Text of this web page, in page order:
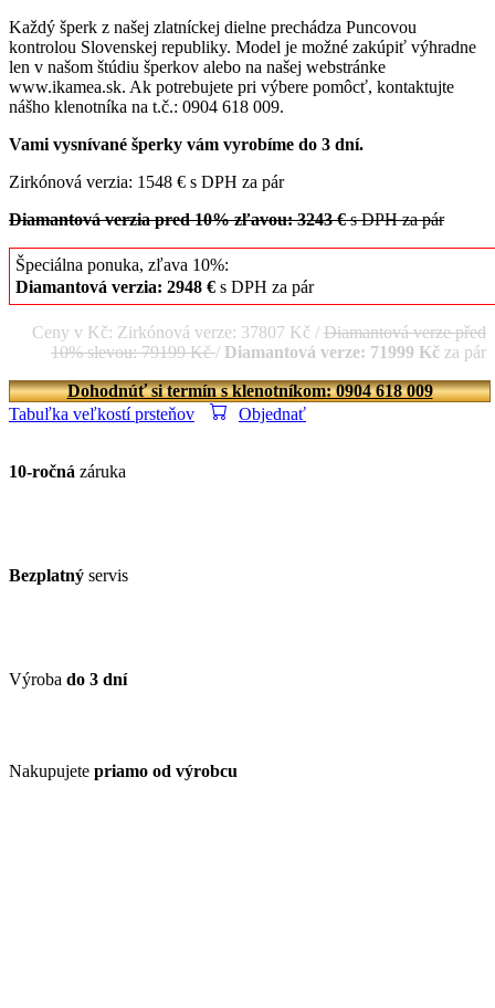
Každý šperk z našej zlatníckej dielne prechádza Puncovou
kontrolou Slovenskej republiky. Model je možné zakúpiť výhradne
len v našom štúdiu šperkov alebo na našej webstránke
www.ikamea.sk. Ak potrebujete pri výbere pomôcť, kontaktujte
nášho klenotníka na t.č.: 0904 618 009.
Vami vysnívané šperky vám vyrobíme do 3 dní.
Zirkónová verzia: 1548 € s DPH za pár
Diamantová verzia pred 10% zľavou: 3243 €s DPH za pár
Špeciálna ponuka, zľava 10%:
Diamantová verzia: 2948 € s DPH za pár
Ceny v Kč: Zirkónová verze: 37807 Kč / Diamantová verze před
10% slevou: 79199 Kč/ Diamantová verze: 71999 Kč za pár
Dohodnúť si termín s klenotníkom: 0904 618 009
Tabuľka veľkostí prsteňov
Objednať
10-ročná záruka
Bezplatný servis
Výroba do 3 dní
Nakupujete priamo od výrobcu